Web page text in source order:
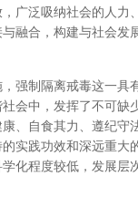
广泛吸纳社会的人
融合，构建与社会
强制隔离戒毒这一
会中，发挥了不可缺
、自食其力、遵纪
实践功效和深远重
化程度较低，发展